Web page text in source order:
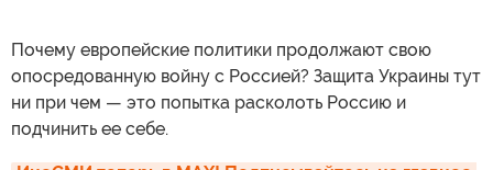
Почему европейские политики продолжают свою
опосредованную войну с Россией? Защита Украины тут
ни при чем — это попытка расколоть Россию и
подчинить ее себе.